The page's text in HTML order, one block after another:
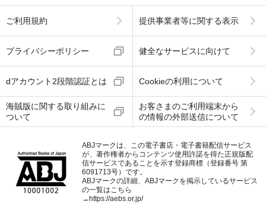
ご利用規約 提供事業者等に関する表示
プライバシーポリシー 健全なサービスに向けて
dアカウント2段階認証とは Cookieの利用について
海賊版に関する取り組みに
ついて
お客さまのご利用端末から
の情報の外部送信について
ABJマークは、この電子書店・電子書籍配信サービス
が、著作権者からコンテンツ使用許諾を得た正規版配
信サービスであることを示す登録商標（登録番号 第
6091713号）です。
ABJマークの詳細、ABJマークを掲示しているサービス
の一覧はこちら
→ https://aebs.or.jp/